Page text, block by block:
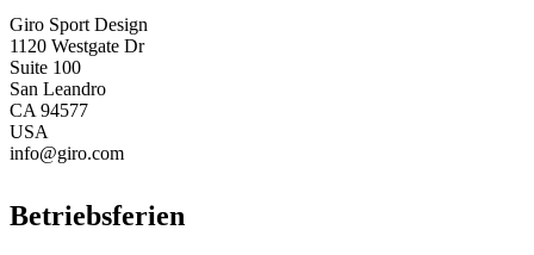
Giro Sport Design
1120 Westgate Dr
Suite 100
San Leandro
CA 94577
USA
info@giro.com
Betriebsferien